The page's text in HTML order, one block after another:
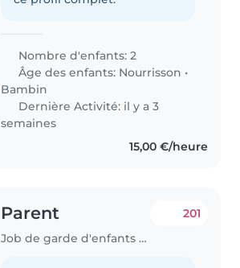
Nombre d'enfants: 2
Âge des enfants: Nourrisson •
Bambin
Dernière Activité: il y a 3
semaines
15,00 €/heure
Parent
Job de garde d'enfants à Neuilly-sur-Seine
201